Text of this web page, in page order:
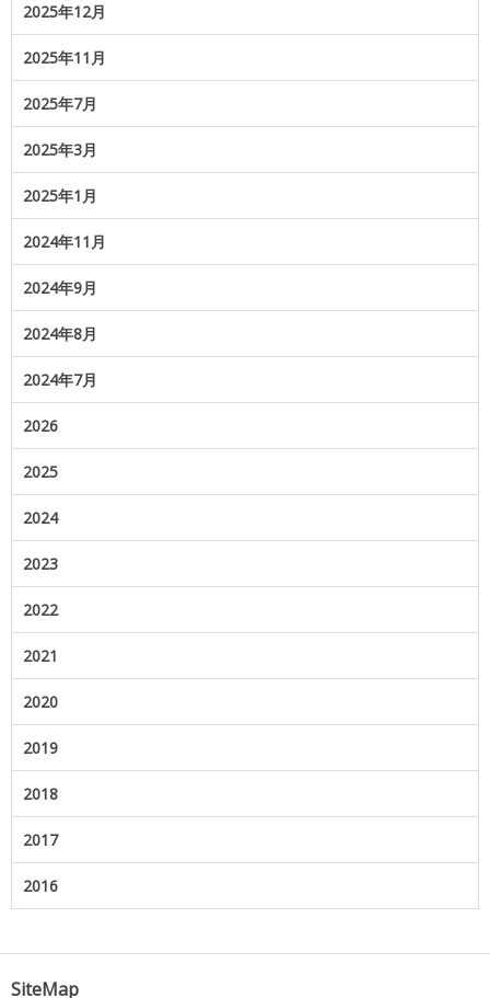
2025年12月
2025年11月
2025年7月
2025年3月
2025年1月
2024年11月
2024年9月
2024年8月
2024年7月
2026
2025
2024
2023
2022
2021
2020
2019
2018
2017
2016
SiteMap